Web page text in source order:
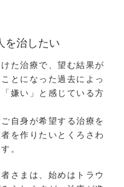
を治したい
た治療で、望む結果が
とになった過去によっ
嫌い」と感じている方
自身が希望する治療を
を作りたいとくろさわ
。
さまは、始めはトラウ